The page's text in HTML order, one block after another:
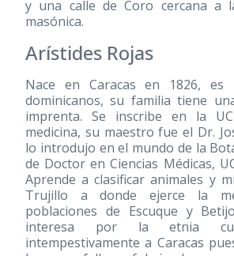
y una calle de Coro cercana a
masónica.
Arístides Rojas
Nace en Caracas en 1826, es
dominicanos, su familia tiene
imprenta. Se inscribe en la
medicina, su maestro fue el Dr.
lo introdujo en el mundo de la
de Doctor en Ciencias Médicas,
Aprende a clasificar animales y
Trujillo a donde ejerce la
poblaciones de Escuque y
interesa por la etnia
intempestivamente a Caracas